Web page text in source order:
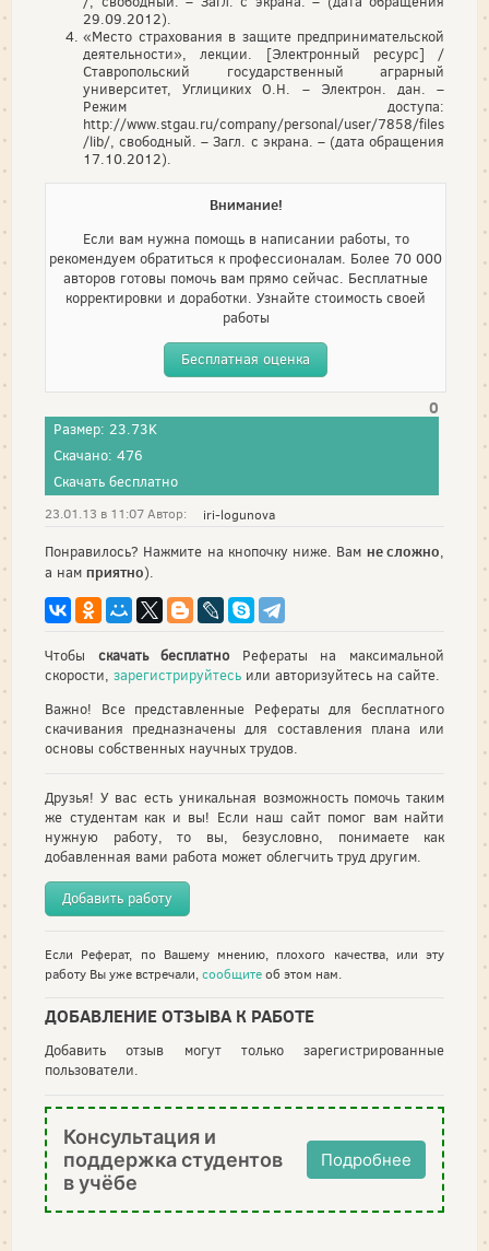
29.09.2012).
«Место страхования в защите предпринимательской
деятельности», лекции. [Электронный ресурс] /
Ставропольский государственный аграрный
университет, Углициких О.Н. – Электрон. дан. –
Режим доступа:
http://www.stgau.ru/company/personal/user/7858/files
/lib/, свободный. – Загл. с экрана. – (дата обращения
17.10.2012).
Внимание!
Если вам нужна помощь в написании работы, то
рекомендуем обратиться к профессионалам. Более 70 000
авторов готовы помочь вам прямо сейчас. Бесплатные
корректировки и доработки. Узнайте стоимость своей
работы
Бесплатная оценка
0
Размер: 23.73K
Скачано: 476
Скачать бесплатно
23.01.13 в 11:07 Автор: iri-logunova
Понравилось? Нажмите на кнопочку ниже. Вам не сложно,
а нам приятно).
Чтобы скачать бесплатно Рефераты на максимальной
скорости, зарегистрируйтесь или авторизуйтесь на сайте.
Важно! Все представленные Рефераты для бесплатного
скачивания предназначены для составления плана или
основы собственных научных трудов.
Друзья! У вас есть уникальная возможность помочь таким
же студентам как и вы! Если наш сайт помог вам найти
нужную работу, то вы, безусловно, понимаете как
добавленная вами работа может облегчить труд другим.
Добавить работу
Если Реферат, по Вашему мнению, плохого качества, или эту
работу Вы уже встречали,сообщитеоб этом нам.
ДОБАВЛЕНИЕ ОТЗЫВА К РАБОТЕ
Добавить отзыв могут только зарегистрированные
пользователи.
Консультация и
поддержка студентов
в учёбе
Подробнее